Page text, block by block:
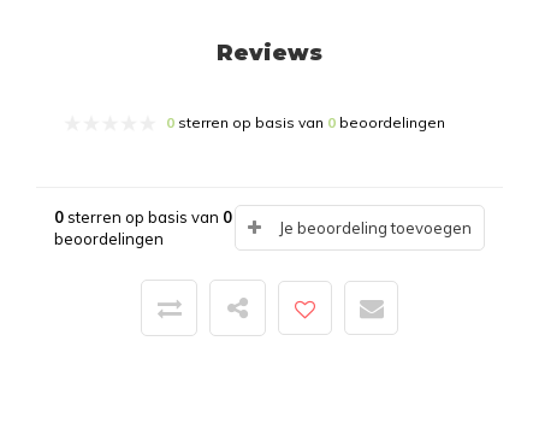
Reviews
0 sterren op basis van 0 beoordelingen
0sterren op basis van 0
beoordelingen
Je beoordeling toevoegen